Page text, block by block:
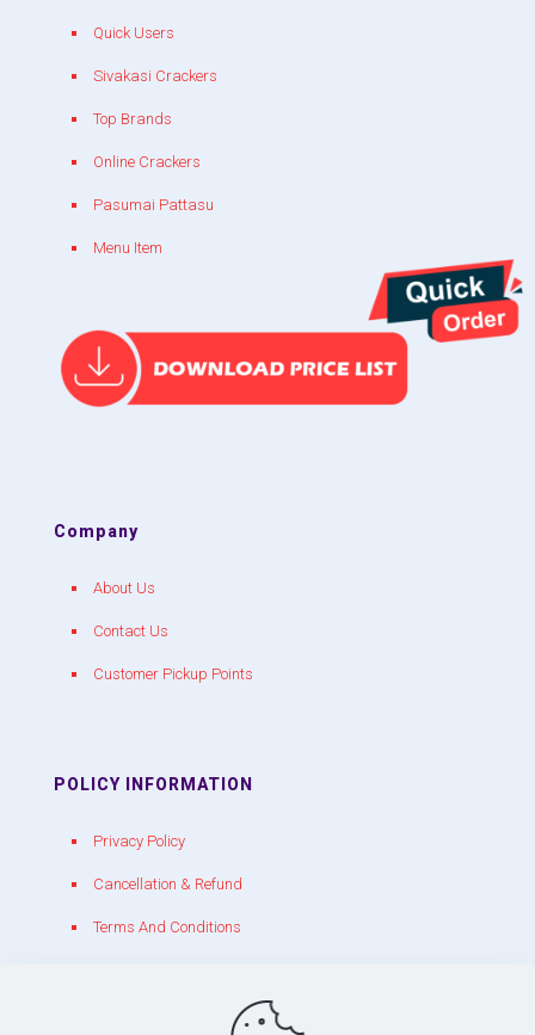
Quick Users
Sivakasi Crackers
Top Brands
Online Crackers
Pasumai Pattasu
Menu Item
Company
About Us
Contact Us
Customer Pickup Points
POLICY INFORMATION
Privacy Policy
Cancellation & Refund
Terms And Conditions